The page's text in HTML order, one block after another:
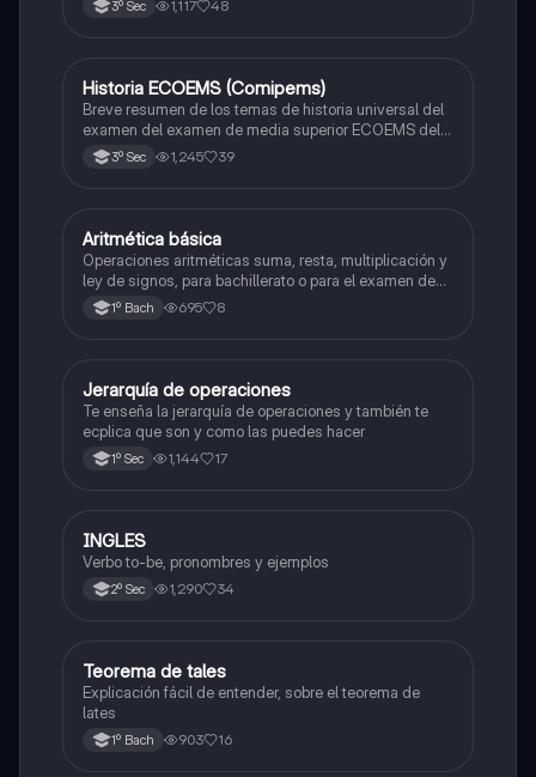
3º Sec 1,117 48
Historia
Historia ECOEMS (Comipems)
Breve resumen de los temas de historia universal del
examen del examen de media superior ECOEMS del
valle de México
3º Sec 1,245 39
Matemáticas
Aritmética básica
Operaciones aritméticas suma, resta, multiplicación y
ley de signos, para bachillerato o para el examen de
admisión a la universidad
1º Bach 695 8
Matemáticas
Jerarquía de operaciones
Te enseña la jerarquía de operaciones y también te
ecplica que son y como las puedes hacer
1º Sec 1,144 17
Inglés
INGLES
Verbo to-be, pronombres y ejemplos
2º Sec 1,290 34
Matemáticas
Teorema de tales
Explicación fácil de entender, sobre el teorema de
lates
1º Bach 903 16